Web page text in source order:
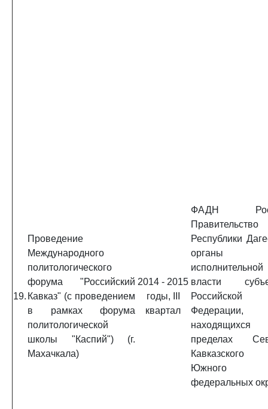
19.
Проведение
Международного
политологического
форума "Российский
Кавказ" (с проведением
в рамках форума
политологической
школы "Каспий") (г.
Махачкала)
2014 - 2015
годы, III
квартал
ФАДН
Правительство
Республики
органы
исполнительной
власти
Российской
Федерации,
пределах
Южного
федеральных